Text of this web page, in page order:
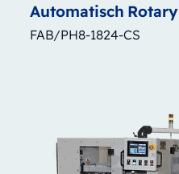
Automatisch Rotary
FAB/PH8-1824-CS